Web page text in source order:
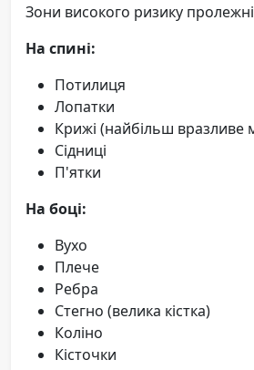
Зони високого ризику
На спині:
Потилиця
Лопатки
Крижі (найбільш вразливе
Сідниці
П'ятки
На боці:
Вухо
Плече
Ребра
Стегно (велика кістка)
Коліно
Кісточки